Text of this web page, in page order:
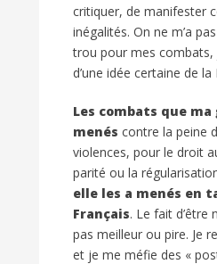
critiquer, de manifester
inégalités. On ne m’a
trou pour mes
d’une idée certaine de la
Les combats que
menés contre la peine
violences, pour le droit
parité ou la
elle les a menés en
Français. Le fait d’être
pas meilleur ou pire. Je
et je me méfie des «